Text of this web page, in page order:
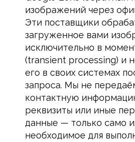
изображений через
Эти поставщики
загруженное вами
исключительно в
(transient processing) и
его в своих системах
запроса. Мы не
контактную
реквизиты или иные
данные — только само
необходимое для